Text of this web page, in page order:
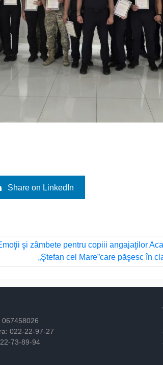
Share on LinkedIn
şi zâmbete pentru copiii angajaţilor
„Ştefan cel Mare”care păşesc în
067458026
022-22-97-27
73-89-94